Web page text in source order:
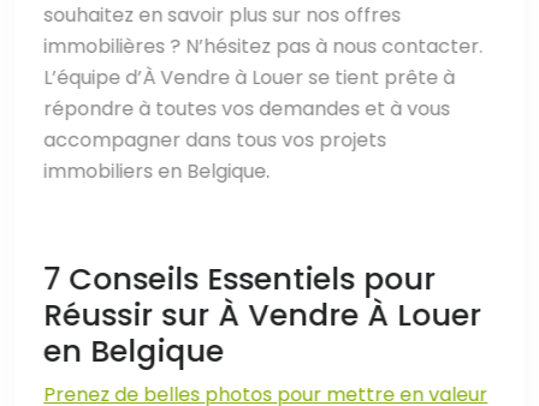
souhaitez en savoir plus sur nos offres
immobilières ? N’hésitez pas à nous contacter.
L’équipe d’À Vendre à Louer se tient prête à
répondre à toutes vos demandes et à vous
accompagner dans tous vos projets
immobiliers en Belgique.
7 Conseils Essentiels pour
Réussir sur À Vendre À Louer
en Belgique
Prenez de belles photos pour mettre en valeur